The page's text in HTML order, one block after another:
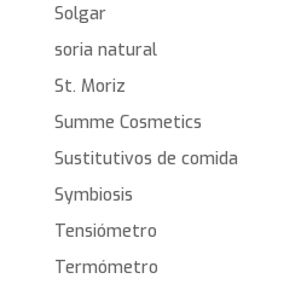
Solgar
soria natural
St. Moriz
Summe Cosmetics
Sustitutivos de comida
Symbiosis
Tensiómetro
Termómetro